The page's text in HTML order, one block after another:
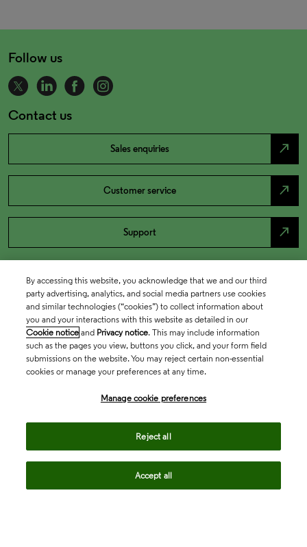
Follow us
Contact us
Sales enquiries north_east
Customer service north_east
Support north_east
By accessing this website, you acknowledge that we and our third
party advertising, analytics, and social media partners use cookies
and similar technologies (“cookies”) to collect information about
you and your interactions with this website as detailed in our
Cookie notice and Privacy notice. This may include information
such as the pages you view, buttons you click, and your form field
submissions on the website. You may reject certain non-essential
cookies or manage your preferences at any time.
Manage cookie preferences
Reject all
Accept all